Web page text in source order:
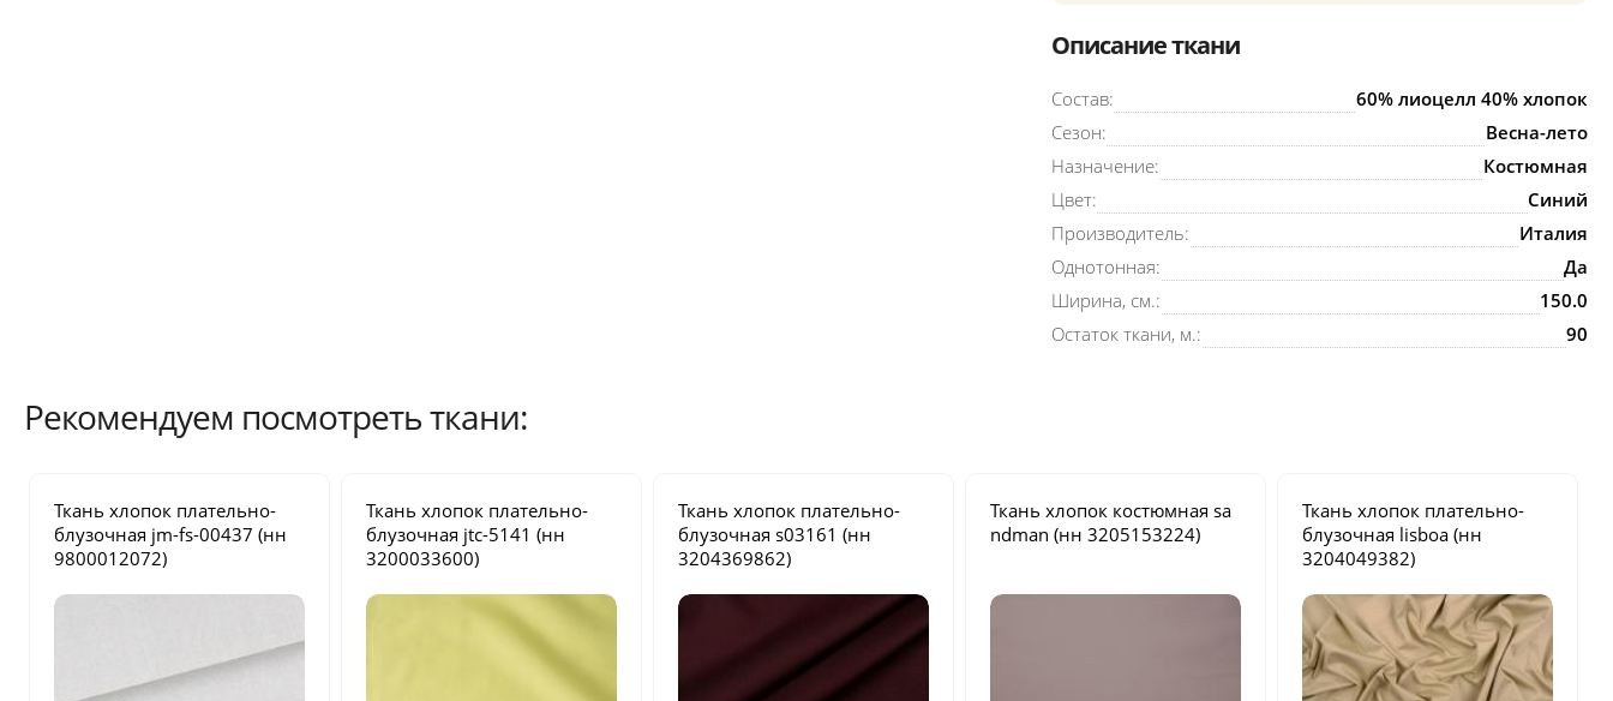
Описание ткани
Состав:
60% лиоцелл 40% хлопок
Сезон:
Весна-лето
Назначение:
Костюмная
Цвет:
Синий
Производитель:
Италия
Однотонная:
Да
Ширина, см.:
150.0
Остаток ткани, м.:
90
Рекомендуем посмотреть ткани:
Ткань хлопок плательно-
блузочная jm-fs-00437 (нн
9800012072)
Ткань хлопок плательно-
блузочная jtc-5141 (нн
3200033600)
Ткань хлопок плательно-
блузочнаяs03161 (нн
3204369862)
Ткань хлопок костюмнаяsa
ndman (нн 3205153224)
Ткань хлопок плательно-
блузочная lisboa (нн
3204049382)